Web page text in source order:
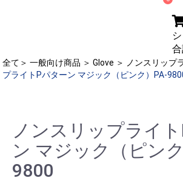
全て ＞ 一般向け商品 ＞ Glove ＞ ノンスリップ
プライトPパターン マジック（ピンク）PA-
ノンスリップライ
ン マジック（ピン
9800